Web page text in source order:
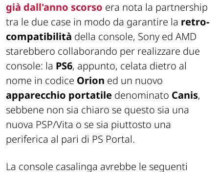
già dall'anno scorso era nota la partnership
tra le due case in modo da garantire la retro-
compatibilità della console, Sony ed AMD
starebbero collaborando per realizzare due
console: la PS6, appunto, celata dietro al
nome in codice Orion ed un nuovo
apparecchio portatile denominato Canis,
sebbene non sia chiaro se questo sia una
nuova PSP/Vita o se sia piuttosto una
periferica al pari di PS Portal.
La console casalinga avrebbe le seguenti